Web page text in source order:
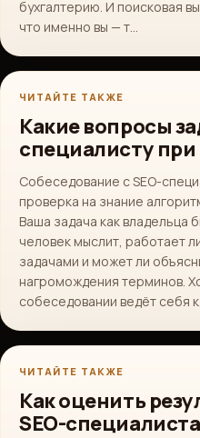
бухгалтерию. И поисковая
что именно вы — т…
ЧИТАЙТЕ ТАКЖЕ
Какие вопросы
специалисту
Собеседование с SEO-
проверка на знание
Ваша задача как владельца
человек мыслит, работает
задачами и может ли
нагромождения терминов.
собеседовании ведёт себя
ЧИТАЙТЕ ТАКЖЕ
Как оценить
SEO-специалиста